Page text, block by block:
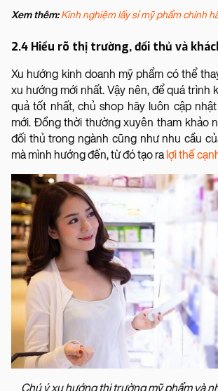
Xem thêm:Kinh nghiệm lấy sỉ mỹ phẩm chính
2.4 Hiểu rõ thị trường, đối thủ và
Xu hướng kinh doanh mỹ phẩm có thể
xu hướng mới nhất. Vậy nên, để quá trình
quả tốt nhất, chủ shop hãy luôn cập nhật
mới. Đồng thời thường xuyên tham khảo
đối thủ trong ngành cũng như nhu cầu
mà mình hướng đến, từ đó tạo ra lợi thế
Chú ý xu hướng thị trường mỹ phẩm và